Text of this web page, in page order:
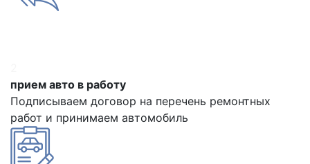
прием авто в работу
Подписываем договор на перечень ремонтных
работ и принимаем автомобиль